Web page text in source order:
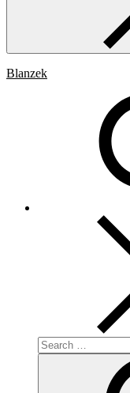
Blanzek
Search
for: